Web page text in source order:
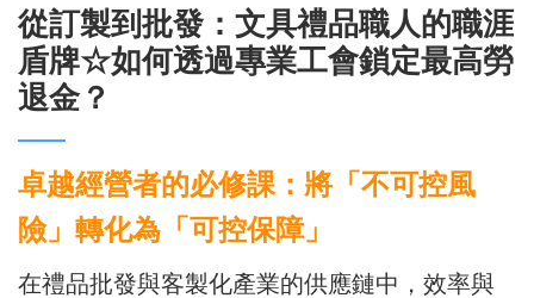
從訂製到批發：文具禮品職人的職涯
盾牌☆如何透過專業工會鎖定最高勞
退金？
卓越經營者的必修課：將「不可控風
險」轉化為「可控保障」
在禮品批發與客製化產業的供應鏈中，效率與